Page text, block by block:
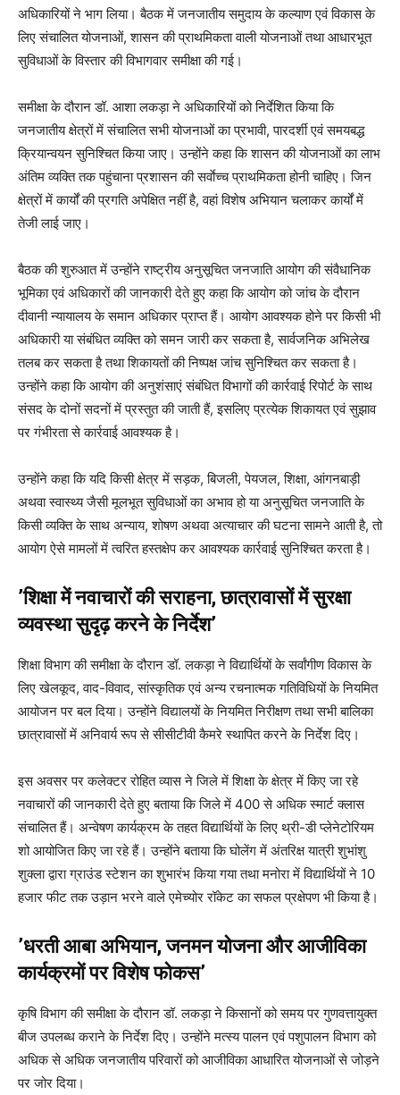
अधिकारियों ने भाग लिया। बैठक में जनजातीय समुदाय के कल्याण एवं विकास के
लिए संचालित योजनाओं, शासन की प्राथमिकता वाली योजनाओं तथा आधारभूत
सुविधाओं के विस्तार की विभागवार समीक्षा की गई।
समीक्षा के दौरान डॉ. आशा लकड़ा ने अधिकारियों को निर्देशित किया कि
जनजातीय क्षेत्रों में संचालित सभी योजनाओं का प्रभावी, पारदर्शी एवं समयबद्ध
क्रियान्वयन सुनिश्चित किया जाए। उन्होंने कहा कि शासन की योजनाओं का लाभ
अंतिम व्यक्ति तक पहुंचाना प्रशासन की सर्वाेच्च प्राथमिकता होनी चाहिए। जिन
क्षेत्रों में कार्यों की प्रगति अपेक्षित नहीं है, वहां विशेष अभियान चलाकर कार्यों में
तेजी लाई जाए।
बैठक की शुरुआत में उन्होंने राष्ट्रीय अनुसूचित जनजाति आयोग की संवैधानिक
भूमिका एवं अधिकारों की जानकारी देते हुए कहा कि आयोग को जांच के दौरान
दीवानी न्यायालय के समान अधिकार प्राप्त हैं। आयोग आवश्यक होने पर किसी भी
अधिकारी या संबंधित व्यक्ति को समन जारी कर सकता है, सार्वजनिक अभिलेख
तलब कर सकता है तथा शिकायतों की निष्पक्ष जांच सुनिश्चित कर सकता है।
उन्होंने कहा कि आयोग की अनुशंसाएं संबंधित विभागों की कार्रवाई रिपोर्ट के साथ
संसद के दोनों सदनों में प्रस्तुत की जाती हैं, इसलिए प्रत्येक शिकायत एवं सुझाव
पर गंभीरता से कार्रवाई आवश्यक है।
उन्होंने कहा कि यदि किसी क्षेत्र में सड़क, बिजली, पेयजल, शिक्षा, आंगनबाड़ी
अथवा स्वास्थ्य जैसी मूलभूत सुविधाओं का अभाव हो या अनुसूचित जनजाति के
किसी व्यक्ति के साथ अन्याय, शोषण अथवा अत्याचार की घटना सामने आती है, तो
आयोग ऐसे मामलों में त्वरित हस्तक्षेप कर आवश्यक कार्रवाई सुनिश्चित करता है।
’शिक्षा में नवाचारों की सराहना, छात्रावासों में सुरक्षा
व्यवस्था सुदृढ़ करने के निर्देश’
शिक्षा विभाग की समीक्षा के दौरान डॉ. लकड़ा ने विद्यार्थियों के सर्वांगीण विकास के
लिए खेलकूद, वाद-विवाद, सांस्कृतिक एवं अन्य रचनात्मक गतिविधियों के नियमित
आयोजन पर बल दिया। उन्होंने विद्यालयों के नियमित निरीक्षण तथा सभी बालिका
छात्रावासों में अनिवार्य रूप से सीसीटीवी कैमरे स्थापित करने के निर्देश दिए।
इस अवसर पर कलेक्टर रोहित व्यास ने जिले में शिक्षा के क्षेत्र में किए जा रहे
नवाचारों की जानकारी देते हुए बताया कि जिले में 400 से अधिक स्मार्ट क्लास
संचालित हैं। अन्वेषण कार्यक्रम के तहत विद्यार्थियों के लिए थ्री-डी प्लेनेटोरियम
शो आयोजित किए जा रहे हैं। उन्होंने बताया कि घोलेंग में अंतरिक्ष यात्री शुभांशु
शुक्ला द्वारा ग्राउंड स्टेशन का शुभारंभ किया गया तथा मनोरा में विद्यार्थियों ने 10
हजार फीट तक उड़ान भरने वाले एमेच्योर रॉकेट का सफल प्रक्षेपण भी किया है।
’धरती आबा अभियान, जनमन योजना और आजीविका
कार्यक्रमों पर विशेष फोकस’
कृषि विभाग की समीक्षा के दौरान डॉ. लकड़ा ने किसानों को समय पर गुणवत्तायुक्त
बीज उपलब्ध कराने के निर्देश दिए। उन्होंने मत्स्य पालन एवं पशुपालन विभाग को
अधिक से अधिक जनजातीय परिवारों को आजीविका आधारित योजनाओं से जोड़ने
पर जोर दिया।